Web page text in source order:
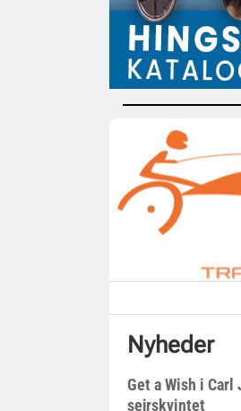
Nyheder
Get a Wish i Carl
sejrskvintet